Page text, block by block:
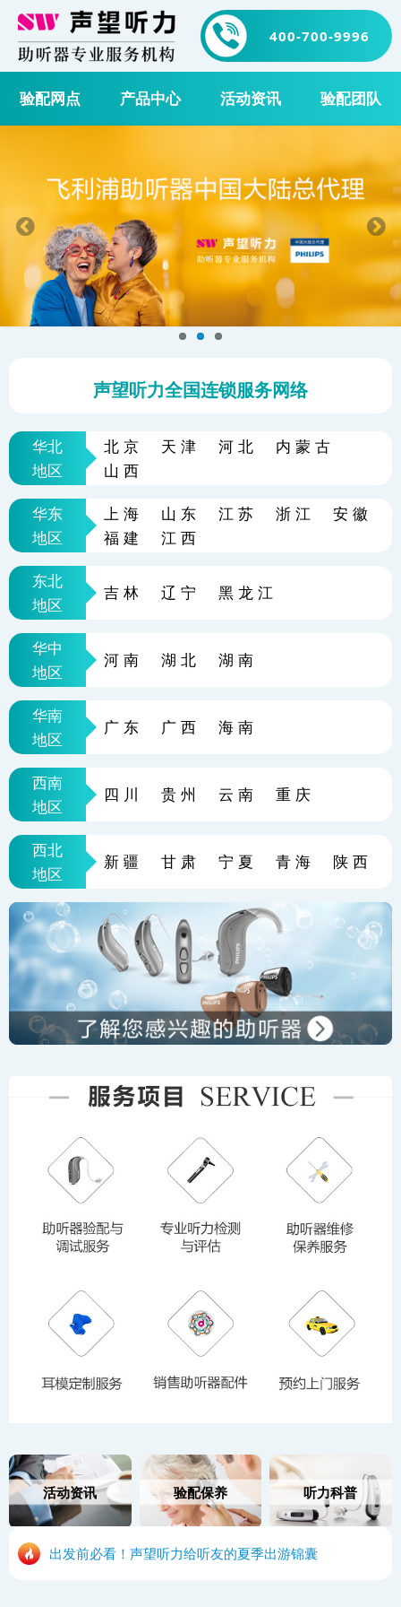
400-700-9996
验配网点 产品中心 活动资讯 验配团队
声望听力全国连锁服务网络
华北 北京 天津 河北
内蒙古
山西
地区
华东 上海 山东 江苏 浙江
安徽
福建
江西
地区
东北
吉林 辽宁 黑龙江
地区
华中
河南 湖北 湖南
地区
华南
广东 广西 海南
地区
西南
四川 贵州 云南 重庆
地区
西北
新疆 甘肃 宁夏 青海 陕西
地区
活动资讯 验配保养 听力科普
出发前必看！声望听力给听友的夏季出游锦囊